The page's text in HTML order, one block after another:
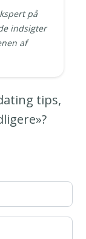
på
indsigter
af
tips,